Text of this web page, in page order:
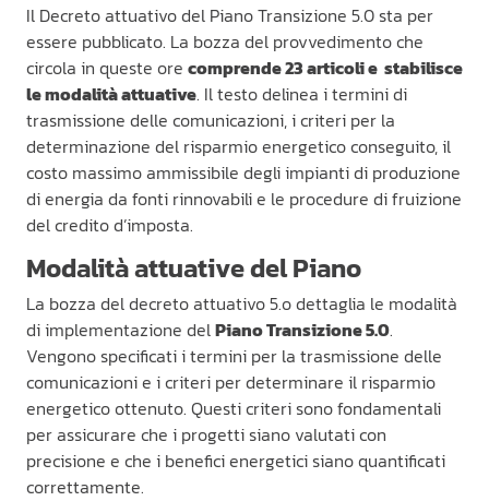
Il Decreto attuativo del Piano Transizione 5.0 sta per
essere pubblicato. La bozza del provvedimento che
circola in queste ore comprende 23 articoli e stabilisce
le modalità attuative. Il testo delinea i termini di
trasmissione delle comunicazioni, i criteri per la
determinazione del risparmio energetico conseguito, il
costo massimo ammissibile degli impianti di produzione
di energia da fonti rinnovabili e le procedure di fruizione
del credito d’imposta.
Modalità attuative del Piano
La bozza del decreto attuativo 5.o dettaglia le modalità
di implementazione delPiano Transizione 5.0.
Vengono specificati i termini per la trasmissione delle
comunicazioni e i criteri per determinare il risparmio
energetico ottenuto. Questi criteri sono fondamentali
per assicurare che i progetti siano valutati con
precisione e che i benefici energetici siano quantificati
correttamente.